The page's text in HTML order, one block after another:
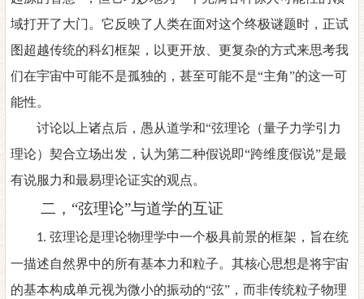
域打开了大门。它反映了人类在面对这个终极谜题时，正试
图超越传统的科幻框架，以更开放、更复杂的方式来思考我
们在宇宙中可能不是孤独的，甚至可能不是“主角”的这一可
能性。
讨论以上诸点后，愚从道学和“弦理论（量子力学引力
理论）契合立场出发，认为第二种假说即“跨维度假说”是最
有说服力和最易理论证实的观点。
二 ， “弦理论”与道学的互证
1.弦理论是理论物理学中一个极具前景的框架，旨在统
一描述自然界中的所有基本力和粒子。其核心思想是将宇宙
的基本构成单元视为微小的振动的“弦”，而非传统粒子物理